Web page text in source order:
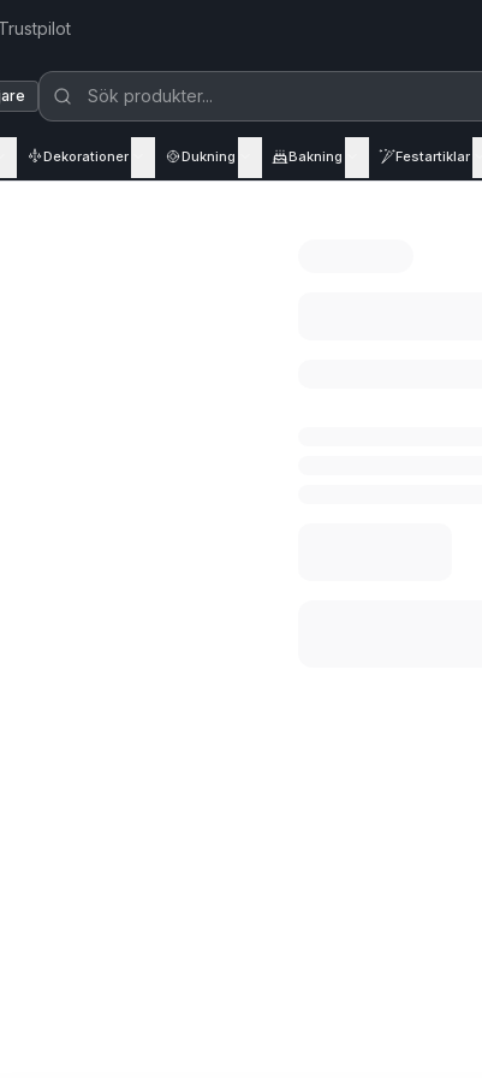
Trustpilot
Dekorationer Dukning Bakning Festartiklar